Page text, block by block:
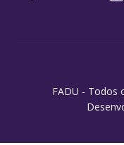
FADU - Todos